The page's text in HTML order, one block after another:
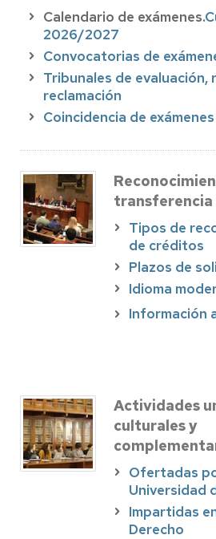
Calendario de exámenes.
2026/2027
Convocatorias de
Tribunales de evaluación,
reclamación
Coincidencia de exámenes
Tipos de
de créditos
Plazos de
Idioma
Información
Actividades
culturales y
Ofertadas
Universidad
Impartidas
Derecho